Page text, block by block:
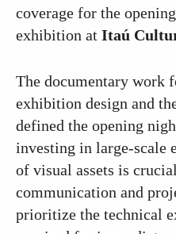
coverage for the
exhibition at Itaú
The documentary work
exhibition design and
defined the opening
investing in large-scale
of visual assets is
communication and
prioritize the technical